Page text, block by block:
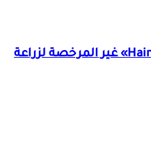
الصحة تغلق منشأة «Hair X» غير المرخصة لزراعة